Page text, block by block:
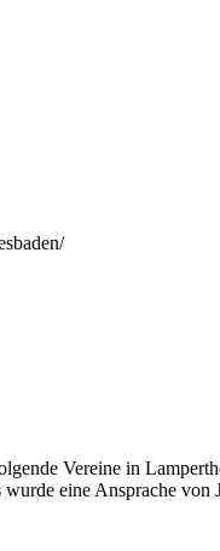
Vereine in
eine Ansprache